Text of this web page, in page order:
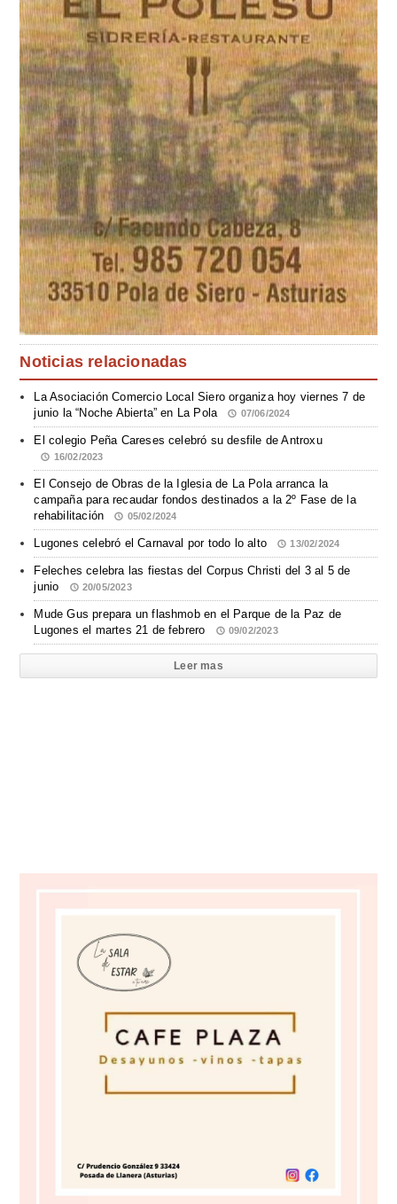
Noticias relacionadas
La Asociación Comercio Local Siero organiza hoy viernes 7 de
junio la “Noche Abierta” en La Pola
07/06/2024
El colegio Peña Careses celebró su desfile de Antroxu
16/02/2023
El Consejo de Obras de la Iglesia de La Pola arranca la
campaña para recaudar fondos destinados a la 2º Fase de la
rehabilitación
05/02/2024
Lugones celebró el Carnaval por todo lo alto 13/02/2024
Feleches celebra las fiestas del Corpus Christi del 3 al 5 de
junio
20/05/2023
Mude Gus prepara un flashmob en el Parque de la Paz de
Lugones el martes 21 de febrero
09/02/2023
Leer mas